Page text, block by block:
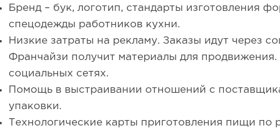
Бренд – бук, логотип, стандарты изготовления
спецодежды работников кухни.
Низкие затраты на рекламу. Заказы идут через
Франчайзи получит материалы для продвижения.
социальных сетях.
Помощь в выстраивании отношений с
упаковки.
Технологические карты приготовления пищи по